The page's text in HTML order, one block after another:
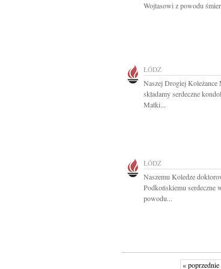
Wojtasowi z powodu
ŁÓDŹ
Naszej Drogiej
składamy serdeczne
Matki...
ŁÓDŹ
Naszemu Koledze
Podkońskiemu serdeczne
powodu...
« poprzednie